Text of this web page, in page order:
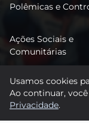
Polêmicas e
Ações Sociais e
Comunitárias
FutPonte
Usamos cookies
Ao continuar,
Privacidade.